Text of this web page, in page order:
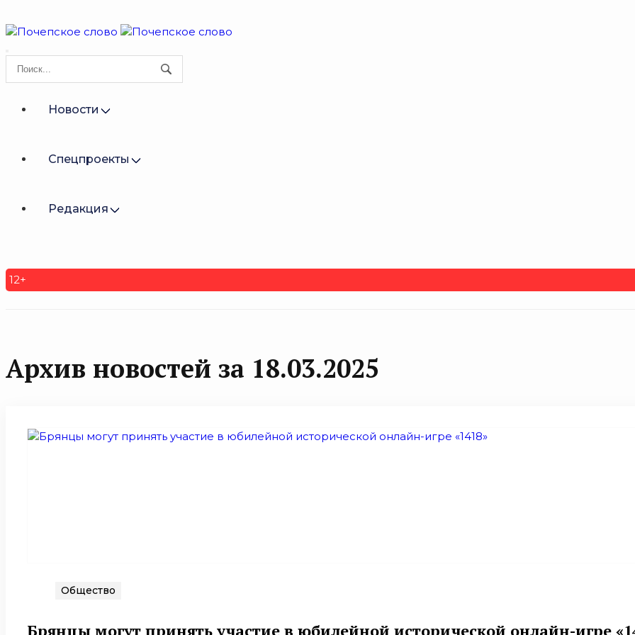
Новости
Спецпроекты
Редакция
12+
Архив новостей за 18.03.2025
Общество
Брянцы могут принять участие в юбилейной исторической онлайн-игре